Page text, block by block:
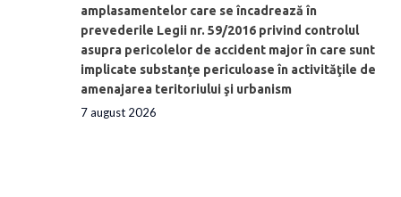
amplasamentelor care se încadrează în
prevederile Legii nr. 59/2016 privind controlul
asupra pericolelor de accident major în care sunt
implicate substanţe periculoase în activităţile de
amenajarea teritoriului şi urbanism
7 august 2026